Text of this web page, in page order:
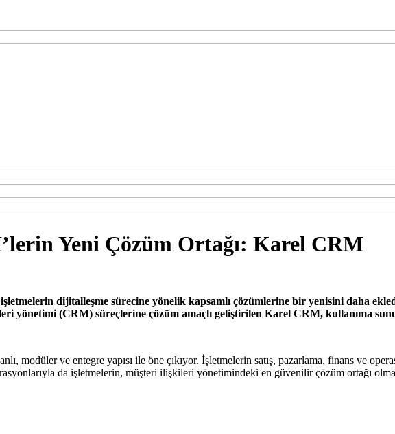
Yeni Çözüm Ortağı: Karel CRM
dijitalleşme sürecine yönelik kapsamlı çözümlerine bir yenisini daha
yönetimi (CRM) süreçlerine çözüm amaçlı geliştirilen Karel CRM, kullanıma
ve entegre yapısı ile öne çıkıyor. İşletmelerin satış, pazarlama, finans ve
da işletmelerin, müşteri ilişkileri yönetimindeki en güvenilir çözüm ortağı